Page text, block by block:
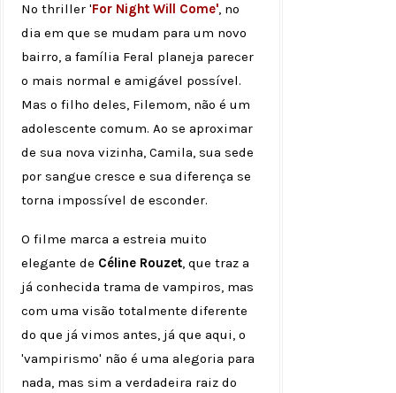
No thriller 'For Night Will Come', no
dia em que se mudam para um novo
bairro, a família Feral planeja parecer
o mais normal e amigável possível.
Mas o filho deles, Filemom, não é um
adolescente comum. Ao se aproximar
de sua nova vizinha, Camila, sua sede
por sangue cresce e sua diferença se
torna impossível de esconder.
O filme marca a estreia muito
elegante de Céline Rouzet, que traz a
já conhecida trama de vampiros, mas
com uma visão totalmente diferente
do que já vimos antes, já que aqui, o
'vampirismo' não é uma alegoria para
nada, mas sim a verdadeira raiz do